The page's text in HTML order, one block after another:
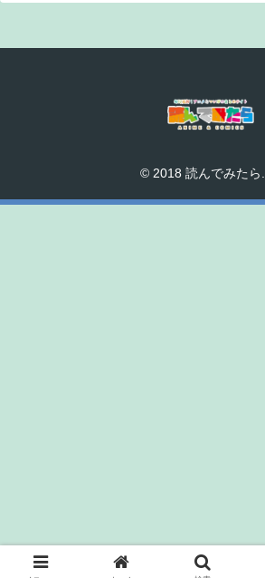
© 2018 読んでみたら.